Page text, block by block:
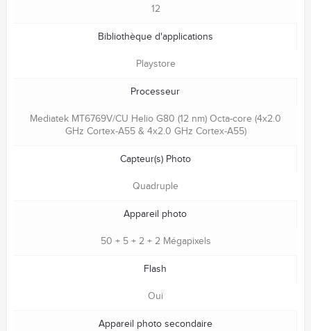
12
Bibliothèque d'applications
Playstore
Processeur
Mediatek MT6769V/CU Helio G80 (12 nm) Octa-core (4x2.0
GHz Cortex-A55 & 4x2.0 GHz Cortex-A55)
Capteur(s) Photo
Quadruple
Appareil photo
50 + 5 + 2 + 2 Mégapixels
Flash
Oui
Appareil photo secondaire